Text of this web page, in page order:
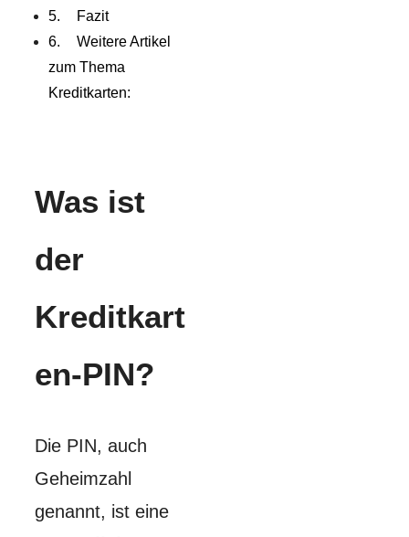
Fazit
Weitere Artikel
zum Thema
Kreditkarten:
Was ist
der
Kreditkart
en-PIN?
Die PIN, auch
Geheimzahl
genannt, ist eine